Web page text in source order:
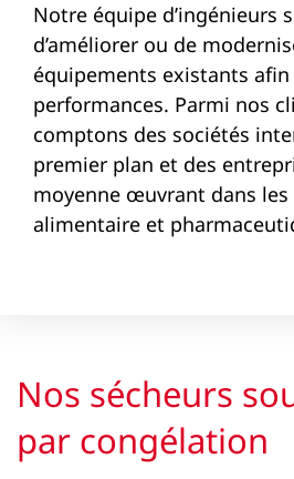
Notre équipe d’ingénieurs
d’améliorer ou de
équipements existants afin
performances. Parmi nos
comptons des sociétés
premier plan et des
moyenne œuvrant dans les
alimentaire et
Nos sécheurs
par congélation